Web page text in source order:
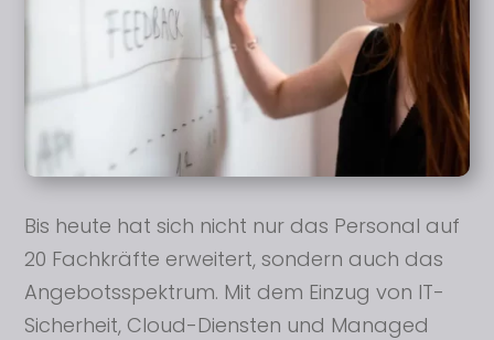
Bis heute hat sich nicht nur das Personal auf
20 Fachkräfte erweitert, sondern auch das
Angebotsspektrum. Mit dem Einzug von IT-
Sicherheit, Cloud-Diensten und Managed